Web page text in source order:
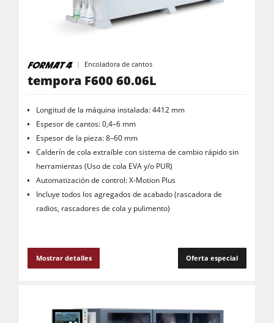
Encoladora de cantos
tempora F600 60.06L
Longitud de la máquina instalada: 4412 mm
Espesor de cantos: 0,4–6 mm
Espesor de la pieza: 8–60 mm
Calderín de cola extraíble con sistema de cambio rápido sin
herramientas (Uso de cola EVA y/o PUR)
Automatización de control: X-Motion Plus
Incluye todos los agregados de acabado (rascadora de
radios, rascadores de cola y pulimento)
Mostrar detalles Oferta especial